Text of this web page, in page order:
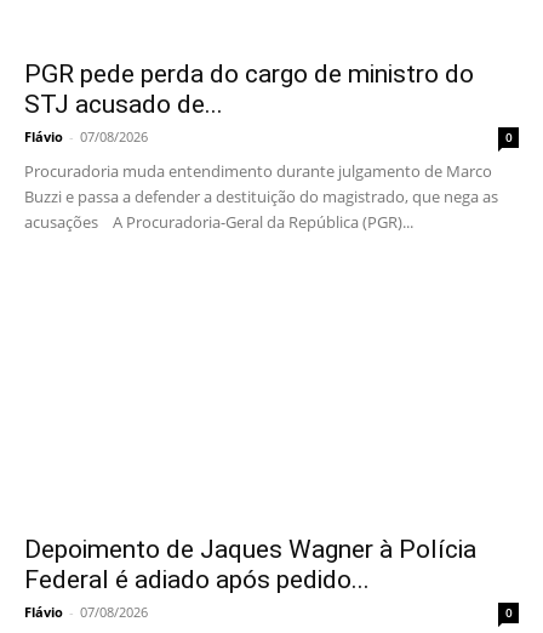
PGR pede perda do cargo de ministro do
STJ acusado de...
Flávio - 07/08/2026 0
Procuradoria muda entendimento durante julgamento de Marco
Buzzi e passa a defender a destituição do magistrado, que nega as
acusações A Procuradoria-Geral da República (PGR)...
Depoimento de Jaques Wagner à Polícia
Federal é adiado após pedido...
Flávio - 07/08/2026 0